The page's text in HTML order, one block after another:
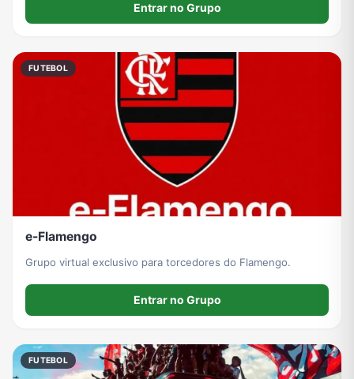
Entrar no Grupo
FUTEBOL
e-Flamengo
Grupo virtual exclusivo para torcedores do Flamengo.
Entrar no Grupo
FUTEBOL